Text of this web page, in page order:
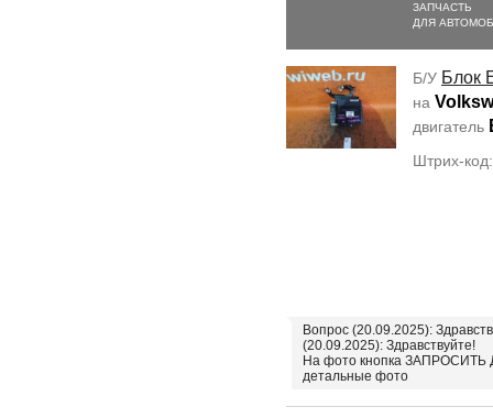
ЗАПЧАСТЬ
ДЛЯ
Б/У Блок
на
двигатель
Штрих-
Вопрос (20.09.2025):
(20.09.2025): Здравствуйте!
На фото кнопка ЗАПРОСИТЬ
детальные фото